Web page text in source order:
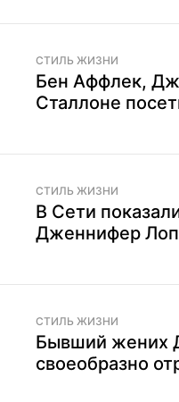
СТИЛЬ ЖИЗНИ
Бен Аффлек,
Сталлоне
СТИЛЬ ЖИЗНИ
В Сети
Дженнифер
СТИЛЬ ЖИЗНИ
Бывший жених
своеобразно